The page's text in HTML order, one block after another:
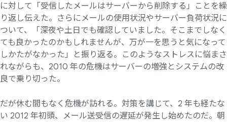
に対して「受信したメールはサーバーから削除する」ことを繰
り返し伝えた。さらにメールの使用状況やサーバー負荷状況に
ついて、「深夜や土日でも確認していました。そこまでしなく
ても良かったのかもしれませんが、万が一を思うと気になって
しかたがなかった」と振り返る。このようなストレスに悩まさ
れながらも、2010 年の危機はサーバーの増強とシステムの改
良で乗り切った。
だが休む間もなく危機が訪れる。対策を講じて、2 年も経たな
い 2012 年初頭、メール送受信の遅延が発生し始めたのだ。朝